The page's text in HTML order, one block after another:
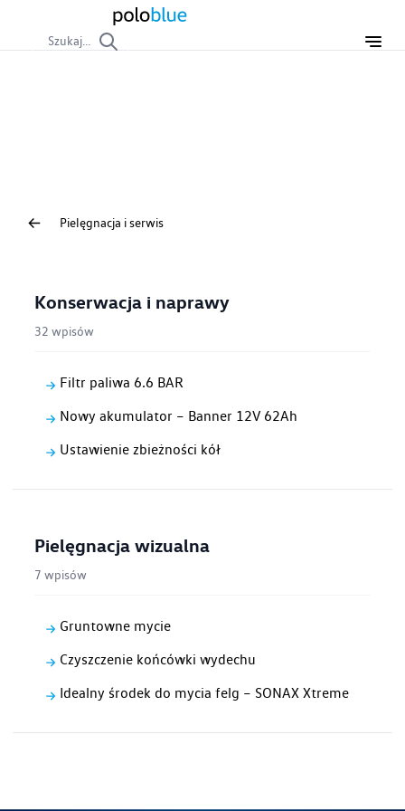
Szukaj...
Pielęgnacja i serwis
Konserwacja i naprawy
32 wpisów
Filtr paliwa 6.6 BAR
Nowy akumulator – Banner 12V 62Ah
Ustawienie zbieżności kół
Pielęgnacja wizualna
7 wpisów
Gruntowne mycie
Czyszczenie końcówki wydechu
Idealny środek do mycia felg – SONAX Xtreme